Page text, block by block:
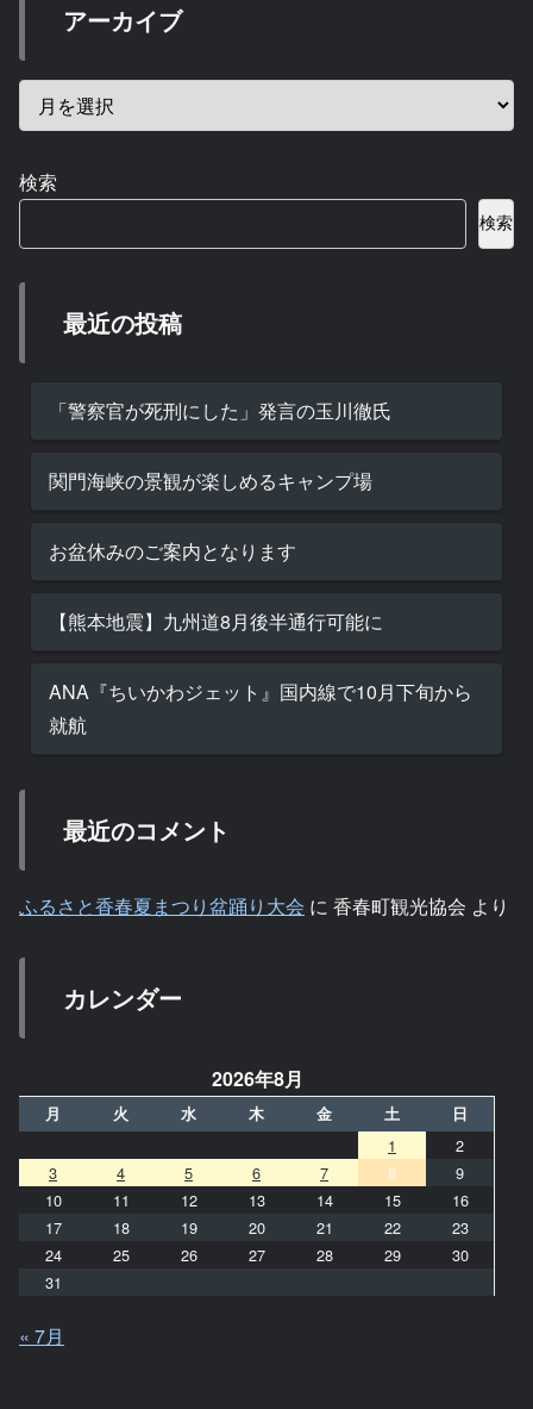
アーカイブ
検索
検索
最近の投稿
「警察官が死刑にした」発言の玉川徹氏
関門海峡の景観が楽しめるキャンプ場
お盆休みのご案内となります
【熊本地震】九州道8月後半通行可能に
ANA『ちいかわジェット』国内線で10月下旬から
就航
最近のコメント
ふるさと香春夏まつり盆踊り大会 に 香春町観光協会 より
カレンダー
2026年8月
月 火 水 木 金 土 日
1
2
3
4 5 6 7 8
9
10
11 12 13 14 15
16
17
18 19 20 21 22
23
24
25 26 27 28 29
30
31
« 7月